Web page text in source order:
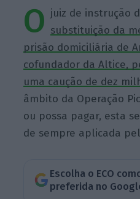
O juiz de instrução
substituição da
prisão domiciliária de
cofundador da Altice,
uma caução de dez
âmbito da Operação
ou possa pagar, esta
de sempre aplicada
Escolha o ECO
preferida no